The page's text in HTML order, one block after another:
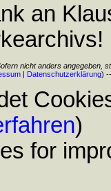
an
nicht anders angegeben,
| Datenschutzerklärung)
)
for